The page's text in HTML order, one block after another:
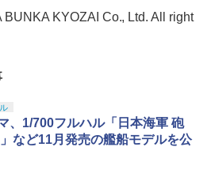
KYOZAI Co., Ltd. All right
、1/700フルハル「日本海軍 砲
など11月発売の艦船モデルを公